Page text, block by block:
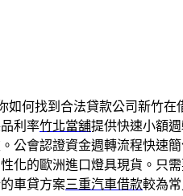
如何找到合法貸款公司新竹在
利率竹北當舖提供快速小額
公會認證資金週轉流程快速簡
化的歐洲進口燈具現貨。只
車貸方案三重汽車借款較為